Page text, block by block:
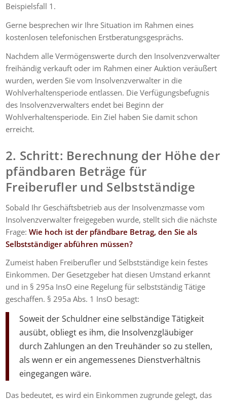
Beispielsfall 1.
Gerne besprechen wir Ihre Situation im Rahmen eines
kostenlosen telefonischen Erstberatungsgesprächs.
Nachdem alle Vermögenswerte durch den Insolvenzverwalter
freihändig verkauft oder im Rahmen einer Auktion veräußert
wurden, werden Sie vom Insolvenzverwalter in die
Wohlverhaltensperiode entlassen. Die Verfügungsbefugnis
des Insolvenzverwalters endet bei Beginn der
Wohlverhaltensperiode. Ein Ziel haben Sie damit schon
erreicht.
2. Schritt: Berechnung der Höhe der
pfändbaren Beträge für
Freiberufler und Selbstständige
Sobald Ihr Geschäftsbetrieb aus der Insolvenzmasse vom
Insolvenzverwalter freigegeben wurde, stellt sich die nächste
Frage:Wie hoch ist der pfändbare Betrag, den Sie als
Selbstständiger abführen müssen?
Zumeist haben Freiberufler und Selbstständige kein festes
Einkommen. Der Gesetzgeber hat diesen Umstand erkannt
und in § 295a InsO eine Regelung für selbstständig Tätige
geschaffen. § 295a Abs. 1 InsO besagt:
Soweit der Schuldner eine selbständige Tätigkeit
ausübt, obliegt es ihm, die Insolvenzgläubiger
durch Zahlungen an den Treuhänder so zu stellen,
als wenn er ein angemessenes Dienstverhältnis
eingegangen wäre.
Das bedeutet, es wird ein Einkommen zugrunde gelegt, das